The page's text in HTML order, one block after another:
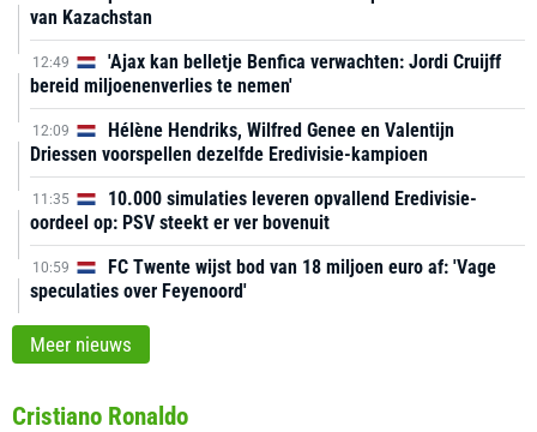
van Kazachstan
12:49
'Ajax kan belletje Benfica verwachten: Jordi Cruijff
bereid miljoenenverlies te nemen'
12:09
Hélène Hendriks, Wilfred Genee en Valentijn
Driessen voorspellen dezelfde Eredivisie-kampioen
11:35
10.000 simulaties leveren opvallend Eredivisie-
oordeel op: PSV steekt er ver bovenuit
10:59
FC Twente wijst bod van 18 miljoen euro af: 'Vage
speculaties over Feyenoord'
Meer nieuws
Cristiano Ronaldo